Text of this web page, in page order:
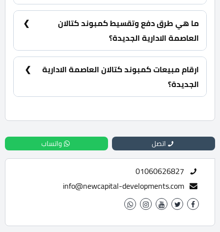
شقق سكنية بمساحات تبدأ من 175 متر مربع كما يبدأ
سعرها من 6,001,597 جنية.
ما هي طرق دفع وتقسيط كمبوند كتالان
العاصمة الادارية الجديدة؟
20% مقدم حجز و أيضا تقسيط الباقي من المبلغ
بالتساوي على 6 سنوات.
ارقام مبيعات كمبوند كتالان العاصمة الادارية
الجديدة؟
للحجز والاستعلام تواصل معنا الان : 01060626827
اتصل واتساب
01060626827
info@newcapital-developments.com